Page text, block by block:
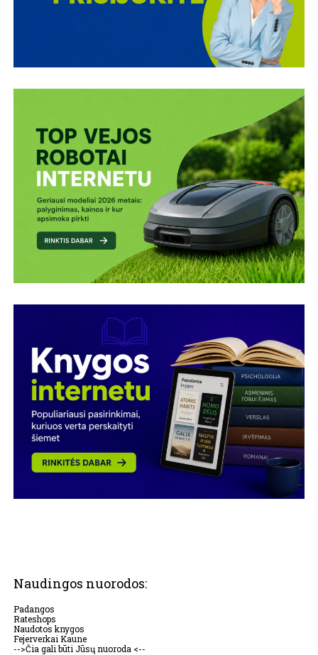
Naudingos nuorodos:
Padangos
Rateshops
Naudotos knygos
Fejerverkai Kaune
-->Čia gali būti Jūsų nuoroda <--